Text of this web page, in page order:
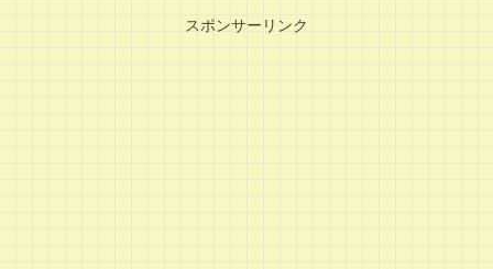
スポンサーリンク